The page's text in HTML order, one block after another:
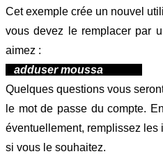
Cet exemple crée un nouvel
vous devez le remplacer par
aimez :
adduser moussa
Quelques questions vous
le mot de passe du compte.
éventuellement, remplissez
si vous le souhaitez.